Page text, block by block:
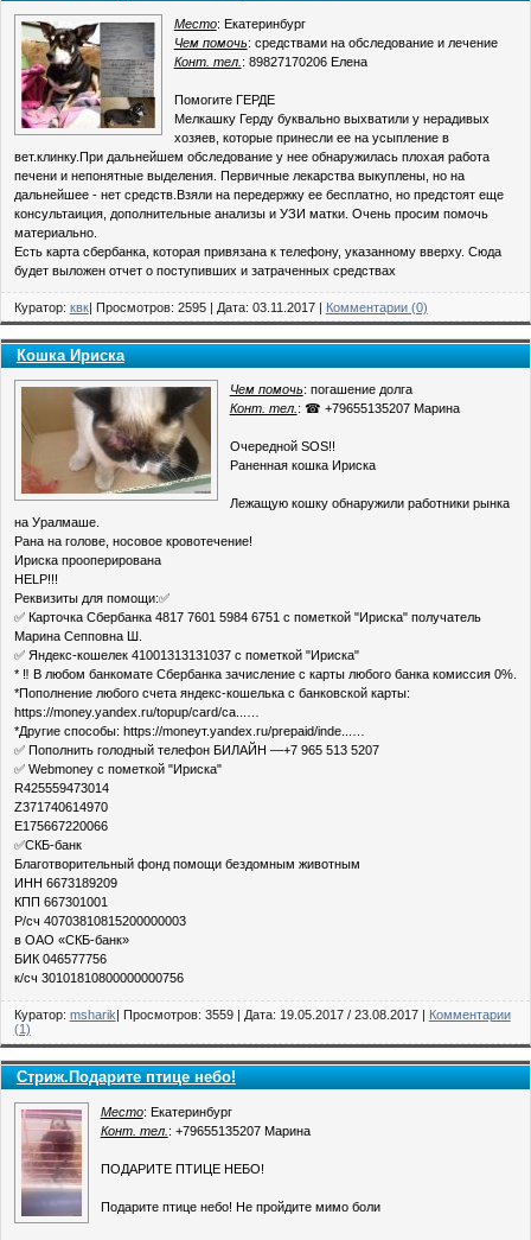
Место: Екатеринбург
Чем помочь: средствами на обследование и лечение
Конт. тел. : 89827170206 Елена
Помогите ГЕРДЕ
Мелкашку Герду буквально выхватили у нерадивых
хозяев, которые принесли ее на усыпление в
вет.клинку.При дальнейшем обследование у нее обнаружилась плохая работа
печени и непонятные выделения. Первичные лекарства выкуплены, но на
дальнейшее - нет средств.Взяли на передержку ее бесплатно, но предстоят еще
консультаиция, дополнительные анализы и УЗИ матки. Очень просим помочь
материально.
Есть карта сбербанка, которая привязана к телефону, указанному вверху. Сюда
будет выложен отчет о поступивших и затраченных средствах
Куратор: квк| Просмотров: 2595 | Дата: 03.11.2017 | Комментарии (0)
Кошка Ириска
Чем помочь: погашение долга
Конт. тел. : ☎ +79655135207 Марина
Очередной SOS!!
Раненная кошка Ириска
Лежащую кошку обнаружили работники рынка
на Уралмаше.
Рана на голове, носовое кровотечение!
Ириска прооперирована
HELP!!!
Реквизиты для помощи:✅
✅ Карточка Сбербанка 4817 7601 5984 6751 с пометкой "Ириска" получатель
Марина Сепповна Ш.
✅ Яндекс-кошелек 41001313131037 с пометкой "Ириска"
* ‼ В любом банкомате Сбербанка зачисление с карты любого банка комиссия 0%.
*Пополнение любого счета яндекс-кошелька с банковской карты:
https://money.yandex.ru/topup/card/ca...…
*Другие способы: https://moneyт.yandex.ru/prepaid/inde...…
✅ Пополнить голодный телефон БИЛАЙН —+7 965 513 5207
✅ Webmoney с пометкой "Ириска"
R425559473014
Z371740614970
E175667220066
✅СКБ-банк
Благотворительный фонд помощи бездомным животным
ИНН 6673189209
КПП 667301001
Р/сч 40703810815200000003
в ОАО «СКБ-банк»
БИК 046577756
к/сч 30101810800000000756
Куратор: msharik | Просмотров: 3559 | Дата: 19.05.2017 / 23.08.2017|
Комментарии
(1)
Стриж.Подарите птице небо!
Место: Екатеринбург
Конт. тел. : +79655135207 Марина
ПОДАРИТЕ ПТИЦЕ НЕБО!
Подарите птице небо! Не пройдите мимо боли